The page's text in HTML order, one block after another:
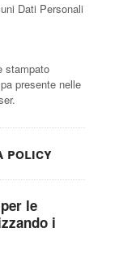
Dati Personali
stampato
presente nelle
policy
le
i